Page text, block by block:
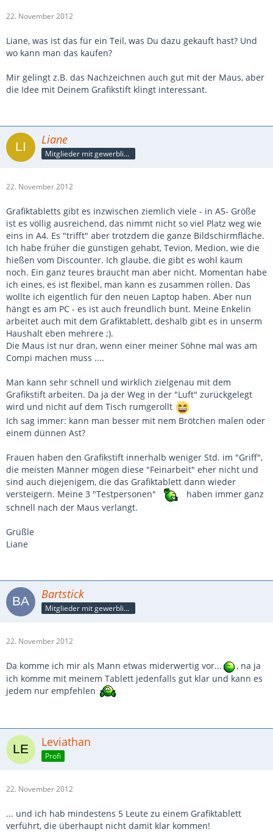
22. November 2012
Liane, was ist das für ein Teil, was Du dazu gekauft hast? Und
wo kann man das kaufen?
Mir gelingt z.B. das Nachzeichnen auch gut mit der Maus, aber
die Idee mit Deinem Grafikstift klingt interessant.
Liane
Mitglieder mit gewerblicher Verbindung, auch als Mitarbeiter/in
22. November 2012
Grafiktabletts gibt es inzwischen ziemlich viele - in A5- Größe
ist es völlig ausreichend, das nimmt nicht so viel Platz weg wie
eins in A4. Es "trifft" aber trotzdem die ganze Bildschirmfläche.
Ich habe früher die günstigen gehabt, Tevion, Medion, wie die
hießen vom Discounter. Ich glaube, die gibt es wohl kaum
noch. Ein ganz teures braucht man aber nicht. Momentan habe
ich eines, es ist flexibel, man kann es zusammen rollen. Das
wollte ich eigentlich für den neuen Laptop haben. Aber nun
hängt es am PC - es ist auch freundlich bunt. Meine Enkelin
arbeitet auch mit dem Grafiktablett, deshalb gibt es in unserm
Haushalt eben mehrere ;).
Die Maus ist nur dran, wenn einer meiner Söhne mal was am
Compi machen muss ....
Man kann sehr schnell und wirklich zielgenau mit dem
Grafikstift arbeiten. Da ja der Weg in der "Luft" zurückgelegt
wird und nicht auf dem Tisch rumgerollt
Ich sag immer: kann man besser mit nem Brötchen malen oder
einem dünnen Ast?
Frauen haben den Grafikstift innerhalb weniger Std. im "Griff",
die meisten Männer mögen diese "Feinarbeit" eher nicht und
sind auch diejenigem, die das Grafiktablett dann wieder
versteigern. Meine 3 "Testpersonen"
haben immer ganz
schnell nach der Maus verlangt.
Grüßle
Liane
Bartstick
Mitglieder mit gewerblicher Verbindung, auch als Mitarbeiter/in
22. November 2012
Da komme ich mir als Mann etwas miderwertig vor...
, na ja
ich komme mit meinem Tablett jedenfalls gut klar und kann es
jedem nur empfehlen
Leviathan
Profi
22. November 2012
... und ich hab mindestens 5 Leute zu einem Grafiktablett
verführt, die überhaupt nicht damit klar kommen!